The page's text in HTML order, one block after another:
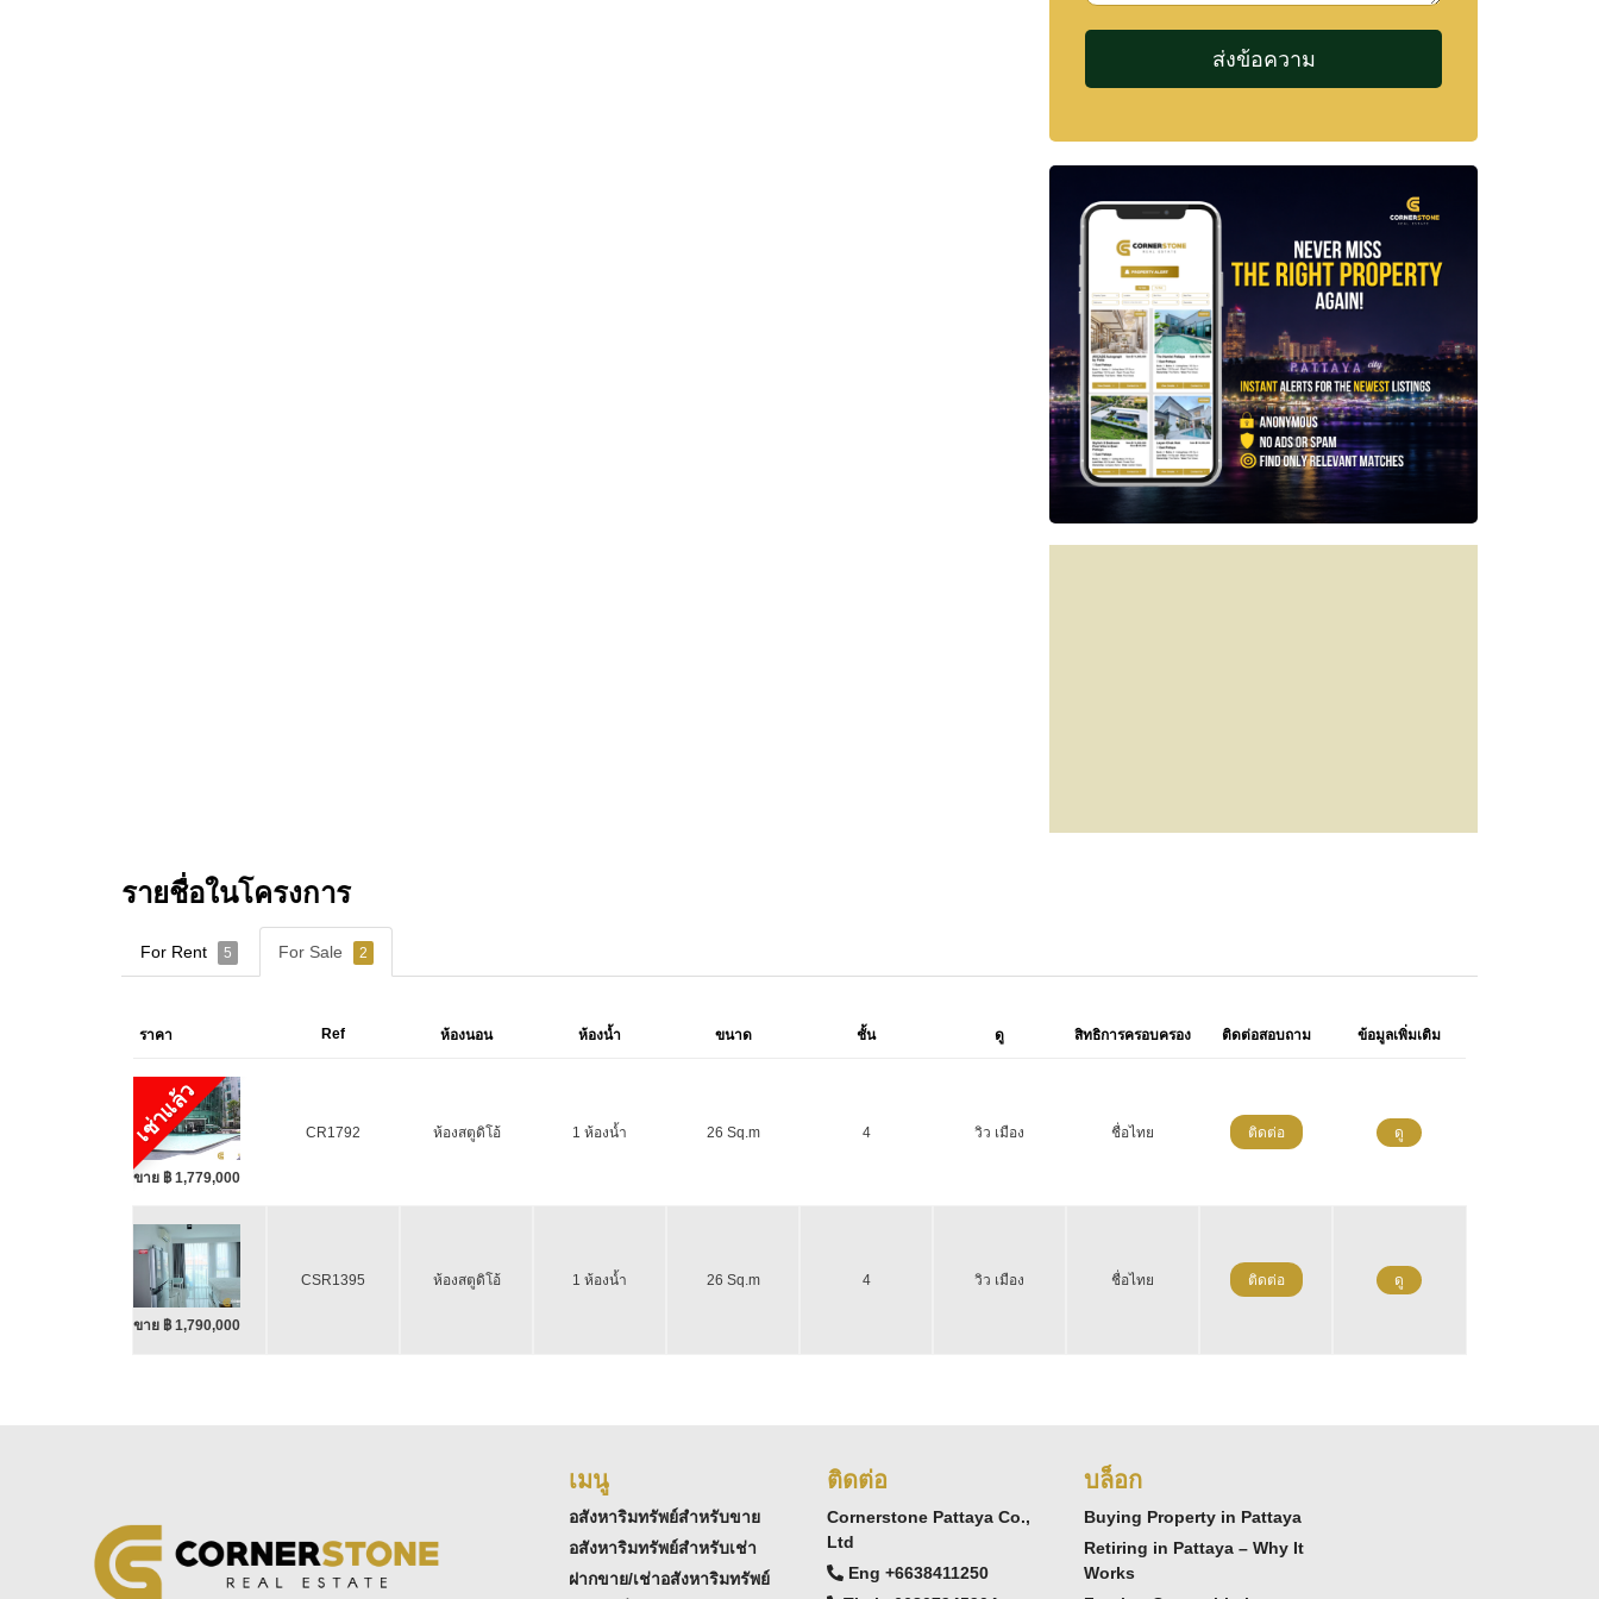
รายชื่อในโครงการ
For Rent 5 For Sale 2
ราคา Ref ห้องนอน ห้องน้ำ ขนาด ชั้น ดู สิทธิการครอบครอง ติดต่อสอบถาม ข้อมูลเพิ่มเติม
เช่าแล้ว
ขาย ฿ 1,779,000
CR1792 ห้องสตูดิโอ้ 1 ห้องน้ำ 26 Sq.m 4 วิว เมือง ชื่อไทย ติดต่อ ดู
ขาย ฿ 1,790,000
CSR1395 ห้องสตูดิโอ้ 1 ห้องน้ำ 26 Sq.m 4 วิว เมือง ชื่อไทย ติดต่อ ดู
เมนู
อสังหาริมทรัพย์สำหรับขาย
อสังหาริมทรัพย์สำหรับเช่า
ฝากขาย/เช่าอสังหาริมทรัพย์
ติดต่อ
Cornerstone Pattaya Co.,
Ltd
Eng +6638411250
บล็อก
Buying Property in Pattaya
Retiring in Pattaya – Why It
Works